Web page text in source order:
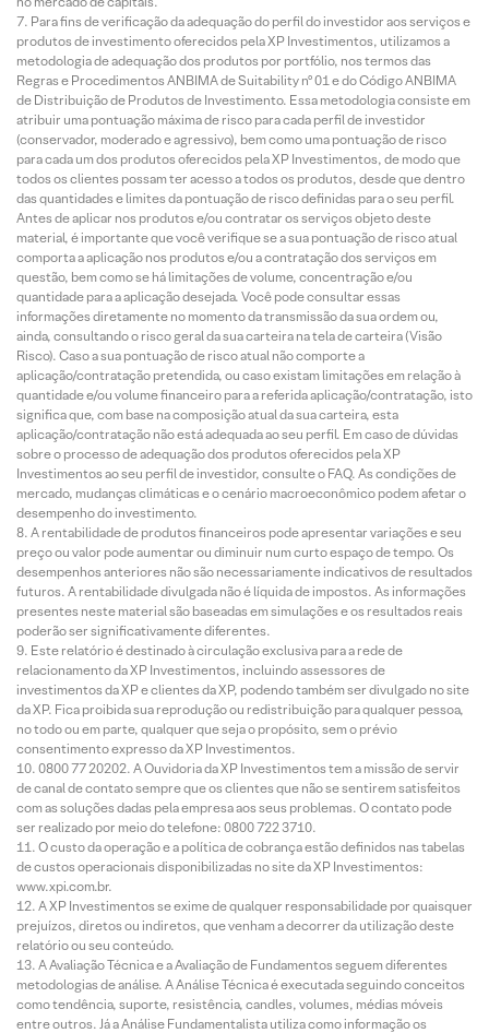
Para fins de verificação da adequação do perfil do investidor aos serviços e
produtos de investimento oferecidos pela XP Investimentos, utilizamos a
metodologia de adequação dos produtos por portfólio, nos termos das
Regras e Procedimentos ANBIMA de Suitability nº 01 e do Código ANBIMA
de Distribuição de Produtos de Investimento. Essa metodologia consiste em
atribuir uma pontuação máxima de risco para cada perfil de investidor
(conservador, moderado e agressivo), bem como uma pontuação de risco
para cada um dos produtos oferecidos pela XP Investimentos, de modo que
todos os clientes possam ter acesso a todos os produtos, desde que dentro
das quantidades e limites da pontuação de risco definidas para o seu perfil.
Antes de aplicar nos produtos e/ou contratar os serviços objeto deste
material, é importante que você verifique se a sua pontuação de risco atual
comporta a aplicação nos produtos e/ou a contratação dos serviços em
questão, bem como se há limitações de volume, concentração e/ou
quantidade para a aplicação desejada. Você pode consultar essas
informações diretamente no momento da transmissão da sua ordem ou,
ainda, consultando o risco geral da sua carteira na tela de carteira (Visão
Risco). Caso a sua pontuação de risco atual não comporte a
aplicação/contratação pretendida, ou caso existam limitações em relação à
quantidade e/ou volume financeiro para a referida aplicação/contratação, isto
significa que, com base na composição atual da sua carteira, esta
aplicação/contratação não está adequada ao seu perfil. Em caso de dúvidas
sobre o processo de adequação dos produtos oferecidos pela XP
Investimentos ao seu perfil de investidor, consulte o FAQ. As condições de
mercado, mudanças climáticas e o cenário macroeconômico podem afetar o
desempenho do investimento.
A rentabilidade de produtos financeiros pode apresentar variações e seu
preço ou valor pode aumentar ou diminuir num curto espaço de tempo. Os
desempenhos anteriores não são necessariamente indicativos de resultados
futuros. A rentabilidade divulgada não é líquida de impostos. As informações
presentes neste material são baseadas em simulações e os resultados reais
poderão ser significativamente diferentes.
Este relatório é destinado à circulação exclusiva para a rede de
relacionamento da XP Investimentos, incluindo assessores de
investimentos da XP e clientes da XP, podendo também ser divulgado no site
da XP. Fica proibida sua reprodução ou redistribuição para qualquer pessoa,
no todo ou em parte, qualquer que seja o propósito, sem o prévio
consentimento expresso da XP Investimentos.
0800 77 20202. A Ouvidoria da XP Investimentos tem a missão de servir
de canal de contato sempre que os clientes que não se sentirem satisfeitos
com as soluções dadas pela empresa aos seus problemas. O contato pode
ser realizado por meio do telefone: 0800 722 3710.
O custo da operação e a política de cobrança estão definidos nas tabelas
de custos operacionais disponibilizadas no site da XP Investimentos:
www.xpi.com.br.
A XP Investimentos se exime de qualquer responsabilidade por quaisquer
prejuízos, diretos ou indiretos, que venham a decorrer da utilização deste
relatório ou seu conteúdo.
A Avaliação Técnica e a Avaliação de Fundamentos seguem diferentes
metodologias de análise. A Análise Técnica é executada seguindo conceitos
como tendência, suporte, resistência, candles, volumes, médias móveis
entre outros. Já a Análise Fundamentalista utiliza como informação os